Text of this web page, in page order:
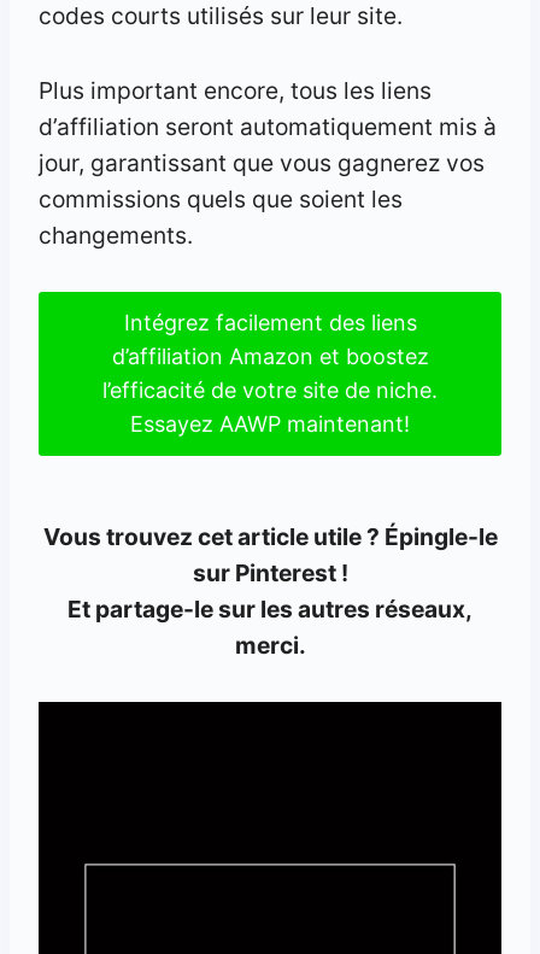
codes courts utilisés sur leur site.
Plus important encore, tous les liens
d’affiliation seront automatiquement mis à
jour, garantissant que vous gagnerez vos
commissions quels que soient les
changements.
Intégrez facilement des liens
d’affiliation Amazon et boostez
l’efficacité de votre site de niche.
Essayez AAWP maintenant!
Vous trouvez cet article utile ? Épingle-le
sur Pinterest !
Et partage-le sur les autres réseaux,
merci.